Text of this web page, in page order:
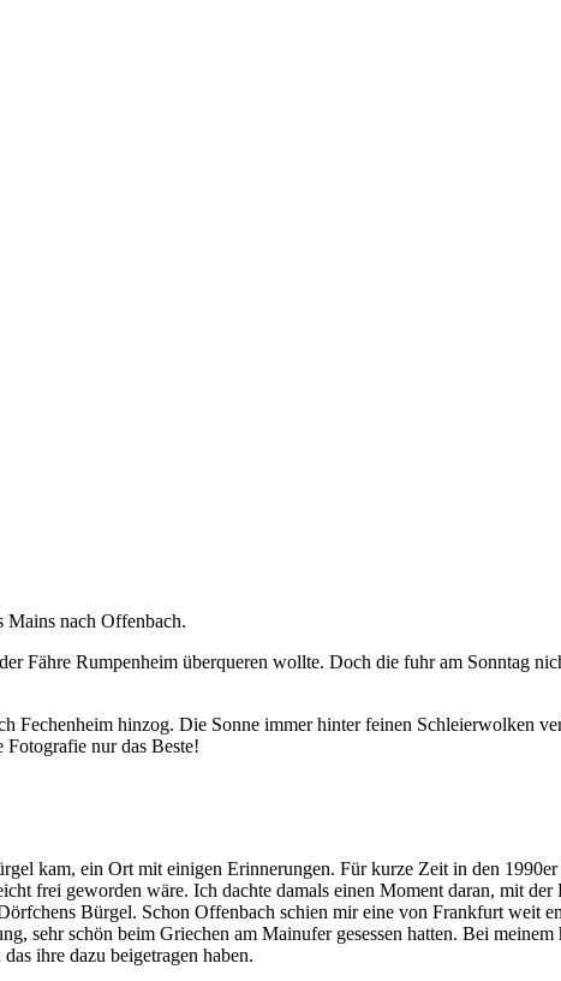
Mains nach Offenbach.
Fähre Rumpenheim überqueren wollte. Doch die fuhr am Sonntag
Fechenheim hinzog. Die Sonne immer hinter feinen Schleierwolken
nur das Beste!
kam, ein Ort mit einigen Erinnerungen. Für kurze Zeit in den
frei geworden wäre. Ich dachte damals einen Moment daran, mit
Bürgel. Schon Offenbach schien mir eine von Frankfurt weit
sehr schön beim Griechen am Mainufer gesessen hatten. Bei
ihre dazu beigetragen haben.